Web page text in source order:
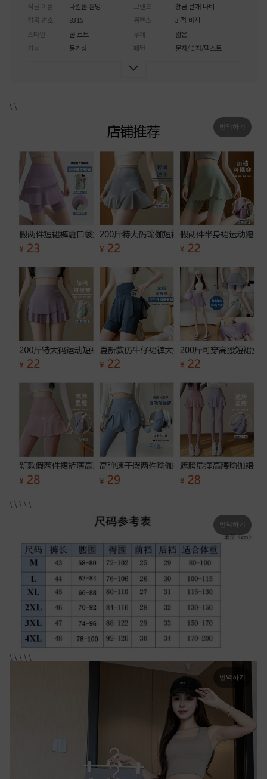
직물 이름 나일론 혼방 브랜드
황금 날개 나비
항목 번호.
8315 롱팬츠
3 점 바지
스타일
쿨 로트 두께
얇은
기능
통기성 패턴 문자/숫자/텍스트
\ \
번역하기
\ \ \ \ \
번역하기
\ \ \ \ \
번역하기